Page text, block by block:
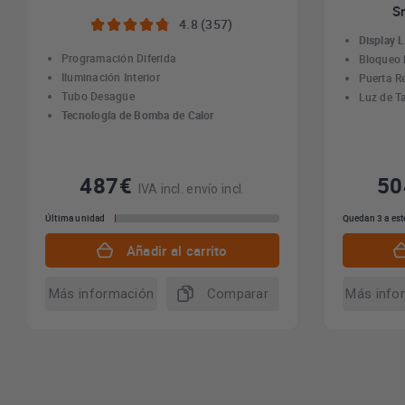
4.8 (357)
Programación Diferida
Iluminación Interior
Tubo Desagüe
Tecnología de Bomba de Calor
487€ IVA incl. envío incl.
Última unidad
Añadir al carrito
Más información Comparar
Display
Bloqueo
Puerta
Luz de
Quedan 3 a
Más